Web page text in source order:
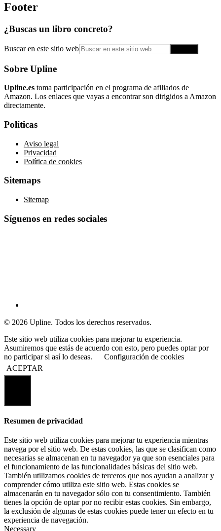
Footer
¿Buscas un libro concreto?
Buscar en este sitio web
Sobre Upline
Upline.es toma participación en el programa de afiliados de
Amazon. Los enlaces que vayas a encontrar son dirigidos a Amazon
directamente.
Políticas
Aviso legal
Privacidad
Política de cookies
Sitemaps
Sitemap
Síguenos en redes sociales
© 2026 Upline. Todos los derechos reservados.
Este sitio web utiliza cookies para mejorar tu experiencia.
Asumiremos que estás de acuerdo con esto, pero puedes optar por
no participar si así lo deseas.
Configuración de cookies
ACEPTAR
Resumen de privacidad
Este sitio web utiliza cookies para mejorar tu experiencia mientras
navega por el sitio web. De estas cookies, las que se clasifican como
necesarias se almacenan en tu navegador ya que son esenciales para
el funcionamiento de las funcionalidades básicas del sitio web.
También utilizamos cookies de terceros que nos ayudan a analizar y
comprender cómo utiliza este sitio web. Estas cookies se
almacenarán en tu navegador sólo con tu consentimiento. También
tienes la opción de optar por no recibir estas cookies. Sin embargo,
la exclusión de algunas de estas cookies puede tener un efecto en tu
experiencia de navegación.
Necessary